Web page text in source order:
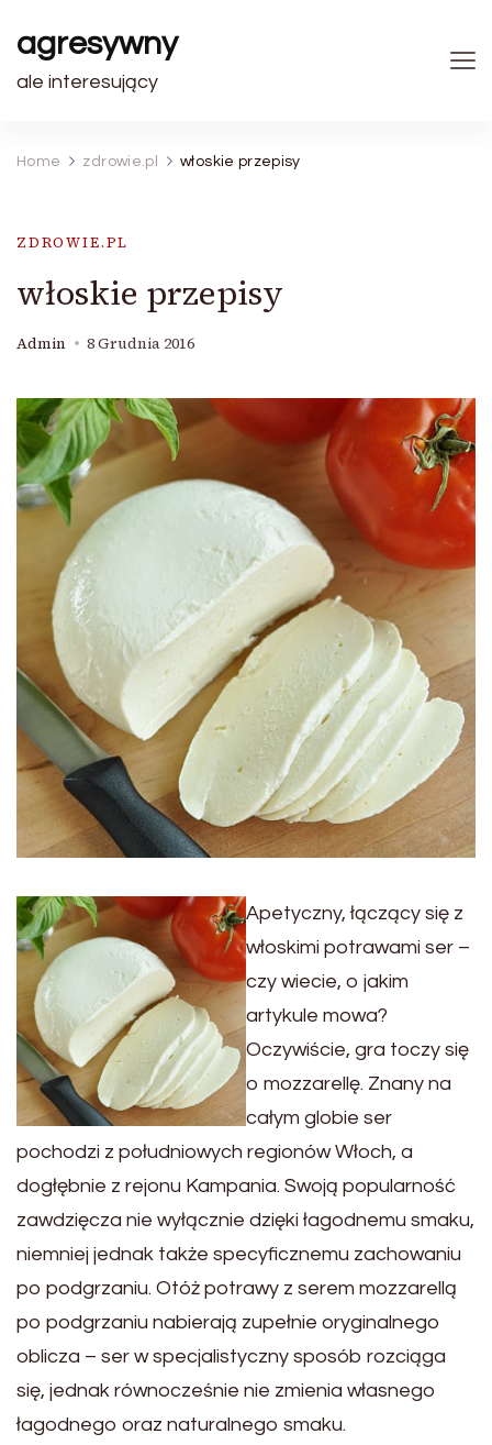
agresywny
ale interesujący
Home zdrowie.pl włoskie przepisy
ZDROWIE.PL
włoskie przepisy
Admin 8 Grudnia 2016
Apetyczny, łączący się z
włoskimi potrawami ser –
czy wiecie, o jakim
artykule mowa?
Oczywiście, gra toczy się
o mozzarellę. Znany na
całym globie ser
pochodzi z południowych regionów Włoch, a
dogłębnie z rejonu Kampania. Swoją popularność
zawdzięcza nie wyłącznie dzięki łagodnemu smaku,
niemniej jednak także specyficznemu zachowaniu
po podgrzaniu. Otóż potrawy z serem mozzarellą
po podgrzaniu nabierają zupełnie oryginalnego
oblicza – ser w specjalistyczny sposób rozciąga
się, jednak równocześnie nie zmienia własnego
łagodnego oraz naturalnego smaku.